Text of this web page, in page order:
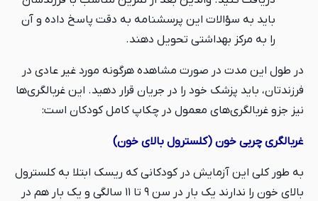
باید به سؤالات این پرسشنامه به دقت پاسخ داده و آن
را به مرکز بهداشتی تحویل دهند.
در طول این مدت در صورت مشاهده هرگونه مورد غیر عادی در
فرزندتان، باید پزشک خود را در جریان قرار دهید. این غربالگری‌ها
نیز جزو غربالگری‌های معمول در چکاپ کامل کودکان است:
غربالگری چربی خون (کلسترول بالای خون)
به طور کلی این آزمایش در کودکانی که ریسک ابتلا به کلسترول
بالای خون را ندارند یک بار در سن ۹ تا ۱۱ سالگی و یک بار هم در